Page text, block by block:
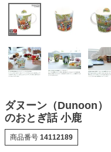
ダヌーン（Dunoon
のおとぎ話 小鹿
商品番号 14112189